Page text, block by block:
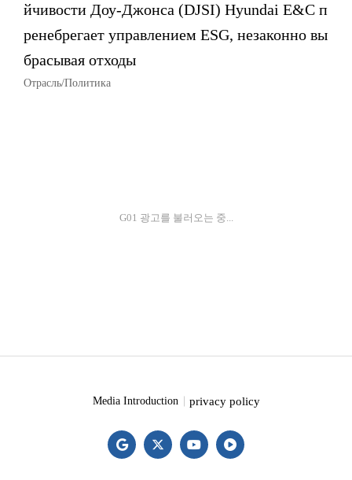
йчивости Доу-Джонса (DJSI) Hyundai E&C п
ренебрегает управлением ESG, незаконно вы
брасывая отходы
Отрасль/Политика
G01 광고를 불러오는 중...
Media Introduction privacy policy